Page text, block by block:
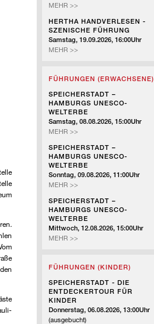
MEHR >>HERTHA
-
SZENISCHE
FÜHRUNG
HERTHA HANDVERLESEN -
SZENISCHE FÜHRUNG
Samstag, 19.09.2026, 16:00Uhr
MEHR >>HERTHA
SZENISCHE
FÜHRUNGEN (ERWACHSENE)
SPEICHERSTADT –
HAMBURGS UNESCO-
WELTERBE
Samstag, 08.08.2026, 15:00Uhr
MEHR >>SPEICHERSTADT
HAMBURGS
UNESCO-
WELTERBE
SPEICHERSTADT –
HAMBURGS UNESCO-
WELTERBE
Sonntag, 09.08.2026, 11:00Uhr
MEHR >>SPEICHERSTADT
HAMBURGS
UNESCO-
WELTERBE
SPEICHERSTADT –
HAMBURGS UNESCO-
WELTERBE
Mittwoch, 12.08.2026, 15:00Uhr
MEHR >>SPEICHERSTADT
UNESCO-
FÜHRUNGEN (KINDER)
SPEICHERSTADT - DIE
ENTDECKERTOUR FÜR
KINDER
Donnerstag, 06.08.2026, 13:00Uhr
(ausgebucht)